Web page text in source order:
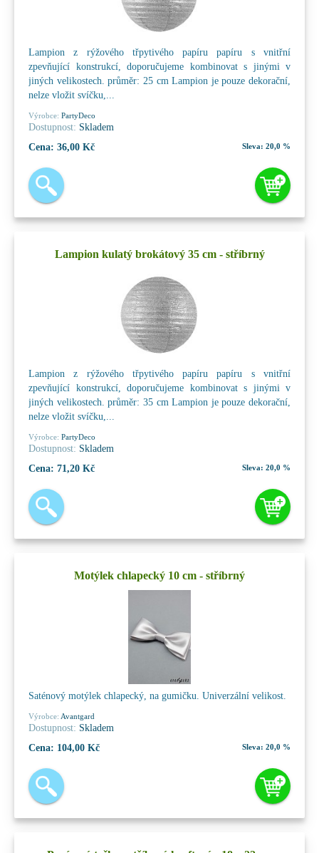
Lampion z rýžového třpytivého papíru papíru s vnitřní
zpevňující konstrukcí, doporučujeme kombinovat s jinými v
jiných velikostech. průměr: 25 cm Lampion je pouze dekorační,
nelze vložit svíčku,...
Výrobce: PartyDeco
Dostupnost: Skladem
Cena: 36,00 Kč Sleva: 20,0 %
Lampion kulatý brokátový 35 cm - stříbrný
Lampion z rýžového třpytivého papíru papíru s vnitřní
zpevňující konstrukcí, doporučujeme kombinovat s jinými v
jiných velikostech. průměr: 35 cm Lampion je pouze dekorační,
nelze vložit svíčku,...
Výrobce: PartyDeco
Dostupnost: Skladem
Cena: 71,20 Kč Sleva: 20,0 %
Motýlek chlapecký 10 cm - stříbrný
Saténový motýlek chlapecký, na gumičku. Univerzální velikost.
Výrobce: Avantgard
Dostupnost: Skladem
Cena: 104,00 Kč Sleva: 20,0 %